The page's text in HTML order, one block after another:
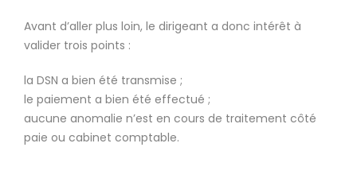
Avant d’aller plus loin, le dirigeant a donc intérêt à
valider trois points :
la DSN a bien été transmise ;
le paiement a bien été effectué ;
aucune anomalie n’est en cours de traitement côté
paie ou cabinet comptable.